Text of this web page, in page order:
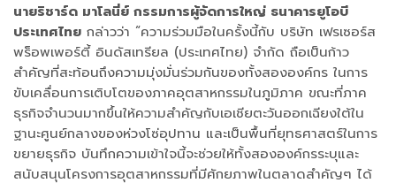
นายริชาร์ด มาโลนี่ย์ กรรมการผู้จัดการใหญ่ ธนาคารยูโอบี
ประเทศไทย กล่าวว่า “ความร่วมมือในครั้งนี้กับ บริษัท เฟรเซอร์ส
พร็อพเพอร์ตี้ อินดัสเทรียล (ประเทศไทย) จำกัด ถือเป็นก้าว
สำคัญที่สะท้อนถึงความมุ่งมั่นร่วมกันของทั้งสององค์กร ในการ
ขับเคลื่อนการเติบโตของภาคอุตสาหกรรมในภูมิภาค ขณะที่ภาค
ธุรกิจจำนวนมากขึ้นให้ความสำคัญกับเอเชียตะวันออกเฉียงใต้ใน
ฐานะศูนย์กลางของห่วงโซ่อุปทาน และเป็นพื้นที่ยุทธศาสตร์ในการ
ขยายธุรกิจ บันทึกความเข้าใจนี้จะช่วยให้ทั้งสององค์กรระบุและ
สนับสนุนโครงการอุตสาหกรรมที่มีศักยภาพในตลาดสำคัญๆ ได้